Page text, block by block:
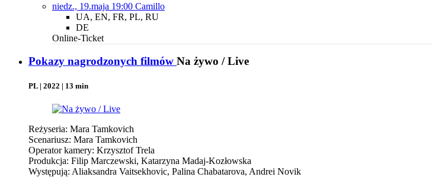
niedz., 19.maja 19:00 Camillo
UA, EN, FR, PL, RU
DE
Online-Ticket
Pokazy nagrodzonych filmów Na żywo / Live
PL | 2022 | 13 min
Reżyseria: Mara Tamkovich
Scenariusz: Mara Tamkovich
Operator kamery: Krzysztof Trela
Produkcja: Filip Marczewski, Katarzyna Madaj-Kozłowska
Występują: Aliaksandra Vaitsekhovic, Palina Chabatarova, Andrei Novik